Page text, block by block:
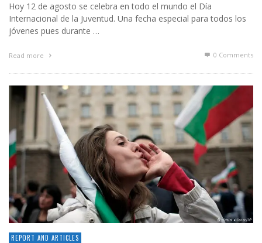
Hoy 12 de agosto se celebra en todo el mundo el Día
Internacional de la Juventud. Una fecha especial para todos los
jóvenes pues durante …
Read more 0 Comments
REPORT AND ARTICLES